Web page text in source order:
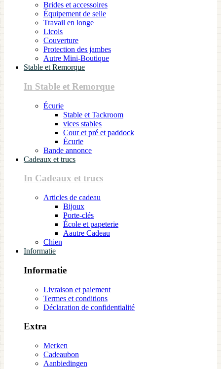
Brides et accessoires
Équipement de selle
Travail en longe
Licols
Couverture
Protection des jambes
Autre Mini-Boutique
Stable et Remorque
In Stable et Remorque
Écurie
Stable et Tackroom
vices stables
Cour et pré et paddock
Écurie
Bande annonce
Cadeaux et trucs
In Cadeaux et trucs
Articles de cadeau
Bijoux
Porte-clés
École et papeterie
Aautre Cadeau
Chien
Informatie
Informatie
Livraison et paiement
Termes et conditions
Déclaration de confidentialité
Extra
Merken
Cadeaubon
Aanbiedingen